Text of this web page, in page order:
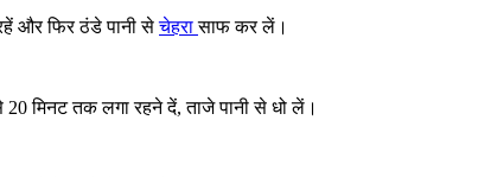
और फिर ठंडे पानी सेचेहरासाफ कर लें।
मिनट तक लगा रहने दें, ताजे पानी से धो लें।